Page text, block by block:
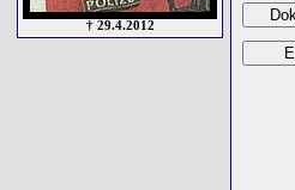
† 29.4.2012